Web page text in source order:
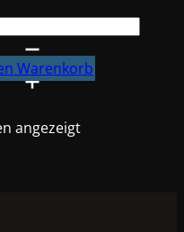
Warenkorb
angezeigt